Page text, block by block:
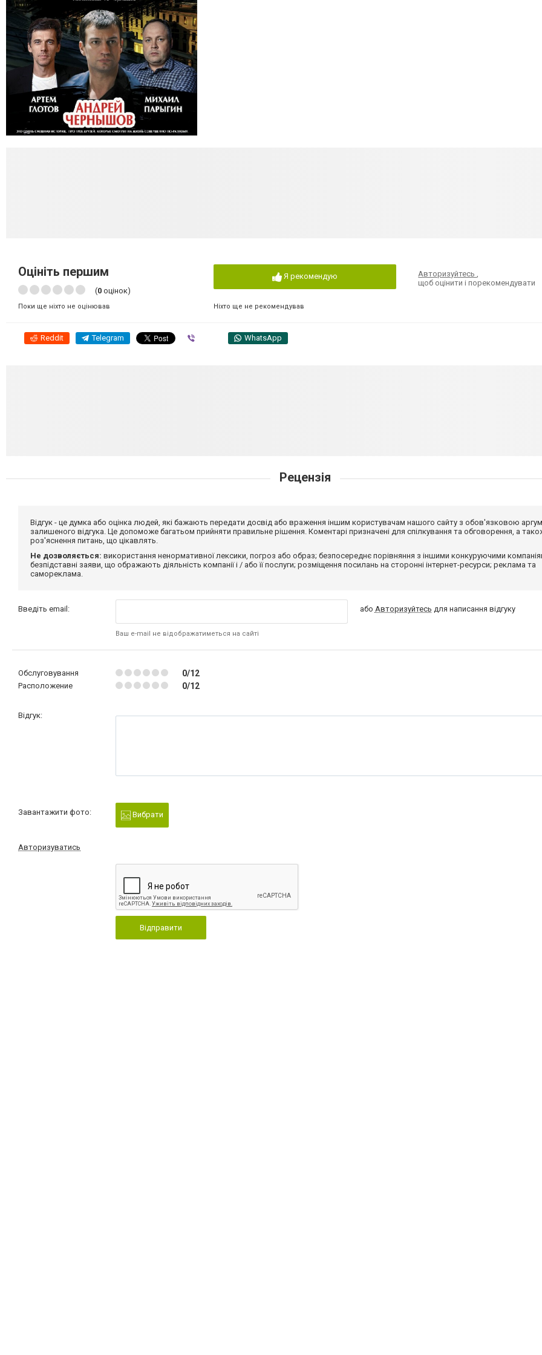
Оцініть першим
(0 оцінок)
Поки ще ніхто не оцінював
Я рекомендую
Ніхто ще не рекомендував
Авторизуйтесь,
щоб оцінити і порекомендувати
Reddit Telegram WhatsApp
Рецензія
Відгук - це думка або оцінка людей, які бажають передати досвід або враження іншим користувачам нашого сайту з обов'язковою
залишеного відгука. Це допоможе багатьом прийняти правильне рішення. Коментарі призначені для спілкування та обговорення, а
роз'яснення питань, що цікавлять.
Не дозволяється: використання ненормативної лексики, погроз або образ; безпосереднє порівняння з іншими конкуруючими
безпідставні заяви, що ображають діяльність компанії і / або її послуги; розміщення посилань на сторонні інтернет-ресурси; реклама та
самореклама.
Введіть email:
Ваш e-mail не відображатиметься на сайті
або Авторизуйтесь для написання відгуку
Обслуговування 0/12
Расположение 0/12
Відгук:
Завантажити фото: Вибрати
Авторизуватись
Відправити